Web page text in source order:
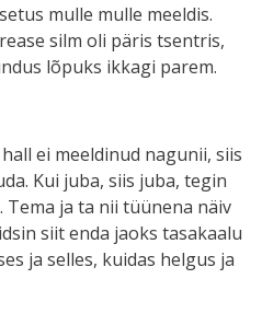
mulle mulle meeldis.
silm oli päris tsentris,
lõpuks ikkagi parem.
ei meeldinud nagunii, siis
Kui juba, siis juba, tegin
ja ta nii tüünena näiv
siit enda jaoks tasakaalu
ja selles, kuidas helgus ja